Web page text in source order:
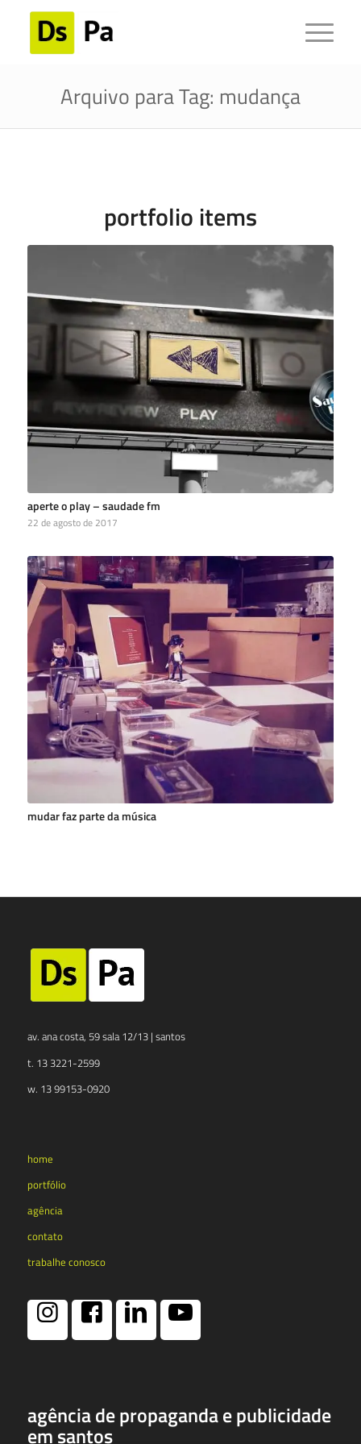
Arquivo para Tag: mudança
portfolio items
aperte o play – saudade fm
22 de agosto de 2017
mudar faz parte da música
av. ana costa, 59 sala 12/13 | santos
t. 13 3221-2599
w. 13 99153-0920
home
portfólio
agência
contato
trabalhe conosco
agência de propaganda e publicidade
em santos